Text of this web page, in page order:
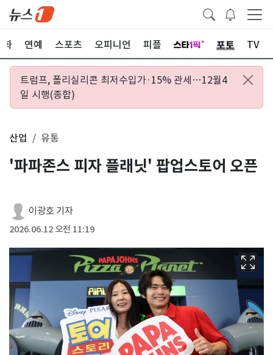
화 연예 스포츠 오피니언 피플 포토 TV
트럼프, 폴리실리콘 최저수입가·15% 관세…12월4
일 시행(종합)
산업 유통
'파파존스 피자 플래닛' 팝업스토어 오픈
이광호 기자
2026.06.12 오전 11:19